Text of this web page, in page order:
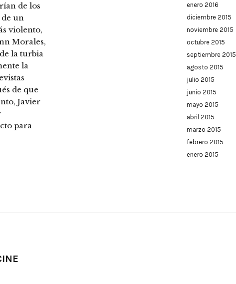
de los
de un
violento,
Morales,
la turbia
la
de que
Javier
para
enero 2016
diciembre 2015
noviembre 2015
octubre 2015
septiembre 2015
agosto 2015
julio 2015
junio 2015
mayo 2015
abril 2015
marzo 2015
febrero 2015
enero 2015